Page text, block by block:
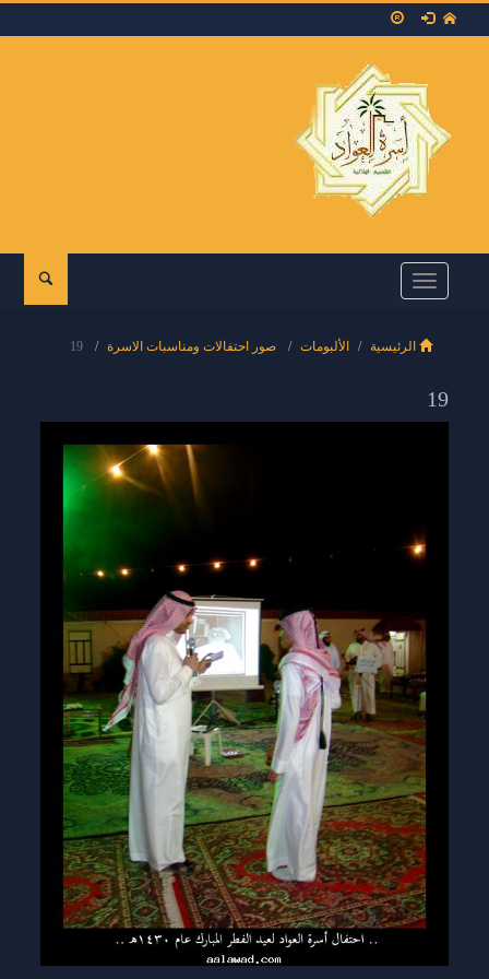
Toggle
navigation
الرئيسية الألبومات صور احتفالات ومناسبات الاسرة 19
19